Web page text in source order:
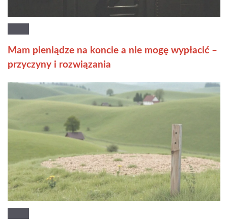
Mam pieniądze na koncie a nie mogę wypłacić –
przyczyny i rozwiązania